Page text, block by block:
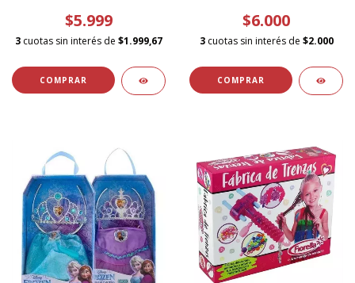
$5.999
3 cuotas sin interés de $1.999,67
$6.000
3 cuotas sin interés de $2.000